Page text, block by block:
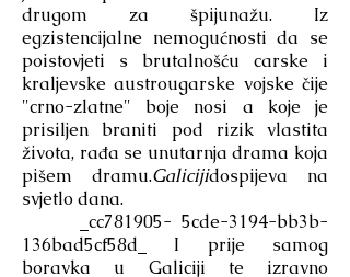
drugom za špijunažu. Iz
egzistencijalne nemogućnosti da se
poistovjeti s brutalnošću carske i
kraljevske austrougarske vojske čije
"crno-zlatne" boje nosi a koje je
prisiljen braniti pod rizik vlastita
života, rađa se unutarnja drama koja
pišem dramu.Galicijidospijeva na
svjetlo dana.
_cc781905- 5cde-3194-bb3b-
136bad5cf58d_ I prije samog
boravka u Galiciji te izravno